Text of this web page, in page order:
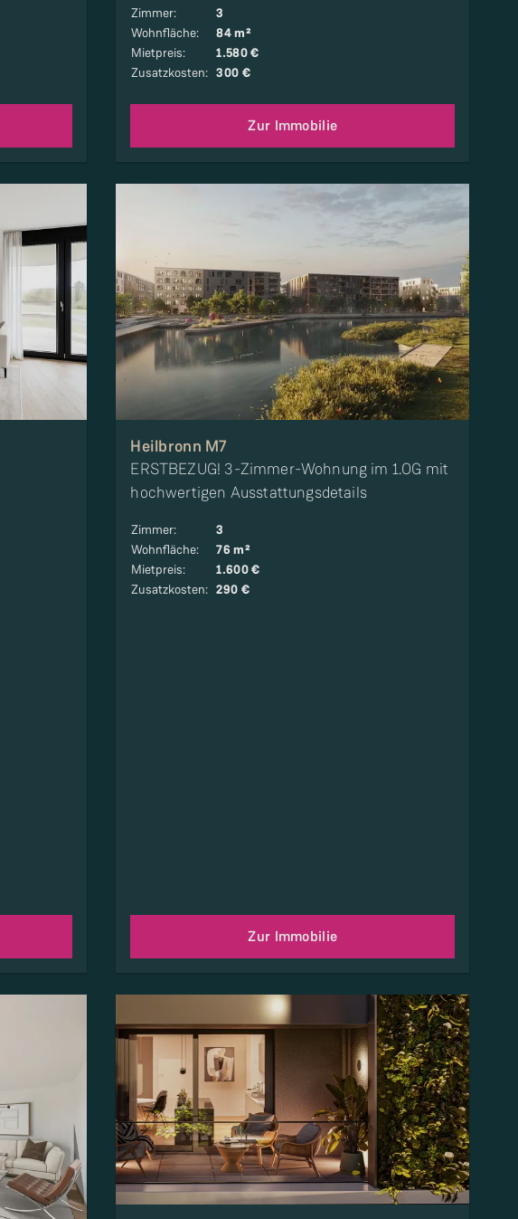
Zimmer:
3
Wohnfläche:
84 m²
Mietpreis:
1.580 €
Zusatzkosten: 300 €
Zur Immobilie
Heilbronn M7
ERSTBEZUG! 3-Zimmer-Wohnung im 1.OG mit
hochwertigen Ausstattungsdetails
Zimmer:
3
Wohnfläche:
76 m²
Mietpreis:
1.600 €
Zusatzkosten: 290 €
Zur Immobilie